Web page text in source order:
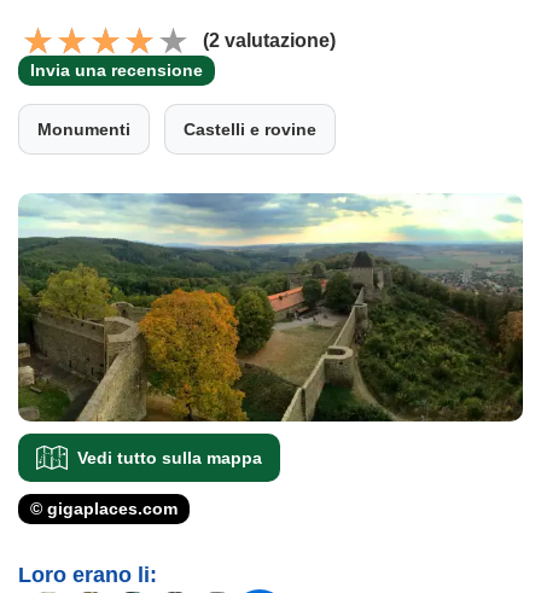
(2 valutazione)
Invia una recensione
Monumenti Castelli e rovine
Vedi tutto sulla mappa
© gigaplaces.com
Loro erano li: